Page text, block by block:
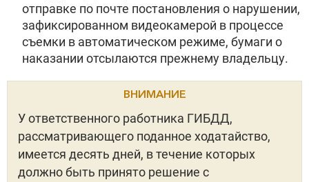
отправке по почте постановления о нарушении,
зафиксированном видеокамерой в процессе
съемки в автоматическом режиме, бумаги о
наказании отсылаются прежнему владельцу.
ВНИМАНИЕ
У ответственного работника ГИБДД,
рассматривающего поданное ходатайство,
имеется десять дней, в течение которых
должно быть принято решение с